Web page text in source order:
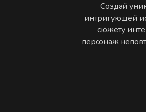
Создай
интригующей
сюжету
персонаж